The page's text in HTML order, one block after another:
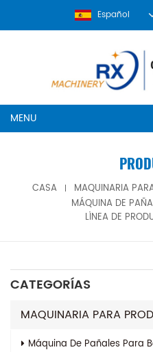
Español
MENU
CASA
MAQUINARIA
MÁQUINA DE
CATEGORÍAS
MAQUINARIA PARA
Máquina De Pañales Para